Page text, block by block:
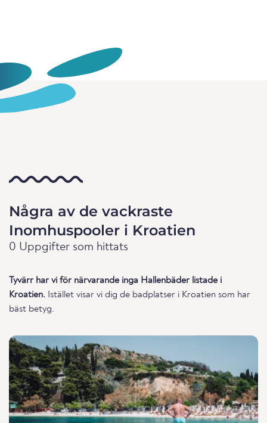
Några av de vackraste
Inomhuspooler i Kroatien
0 Uppgifter som hittats
Tyvärr har vi för närvarande inga Hallenbäder listade i
Kroatien. Istället visar vi dig de badplatser i Kroatien som har
bäst betyg.